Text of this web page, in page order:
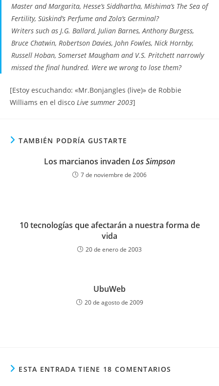
Master and Margarita, Hesse’s Siddhartha, Mishima’s The Sea of
Fertility, Süskind’s Perfume and Zola’s Germinal?
Writers such as J.G. Ballard, Julian Barnes, Anthony Burgess,
Bruce Chatwin, Robertson Davies, John Fowles, Nick Hornby,
Russell Hoban, Somerset Maugham and V.S. Pritchett narrowly
missed the final hundred. Were we wrong to lose them?
[Estoy escuchando: «Mr.Bonjangles (live)» de Robbie
Williams en el disco Live summer 2003]
TAMBIÉN PODRÍA GUSTARTE
Los marcianos invaden Los Simpson
7 de noviembre de 2006
10 tecnologías que afectarán a nuestra forma de
vida
20 de enero de 2003
UbuWeb
20 de agosto de 2009
ESTA ENTRADA TIENE 18 COMENTARIOS